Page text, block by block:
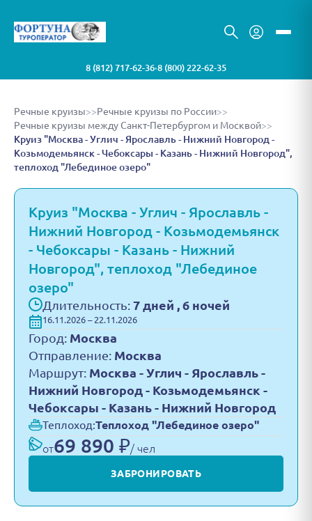
8 (812) 717-62-36•8 (800) 222-62-35
Речные круизы>>Речные круизы по России>>
Речные круизы между Санкт-Петербургом и Москвой>>
Круиз "Москва - Углич - Ярославль - Нижний Новгород -
Козьмодемьянск - Чебоксары - Казань - Нижний Новгород",
теплоход "Лебединое озеро"
Круиз "Москва - Углич - Ярославль -
Нижний Новгород - Козьмодемьянск
- Чебоксары - Казань - Нижний
Новгород", теплоход "Лебединое
озеро"
Длительность: 7 дней , 6 ночей
16.11.2026 – 22.11.2026
Город: Москва
Отправление: Москва
Маршрут: Москва - Углич - Ярославль -
Нижний Новгород - Козьмодемьянск -
Чебоксары - Казань - Нижний Новгород
Теплоход:Теплоход "Лебединое озеро"
от69 890 ₽/ чел
ЗАБРОНИРОВАТЬ